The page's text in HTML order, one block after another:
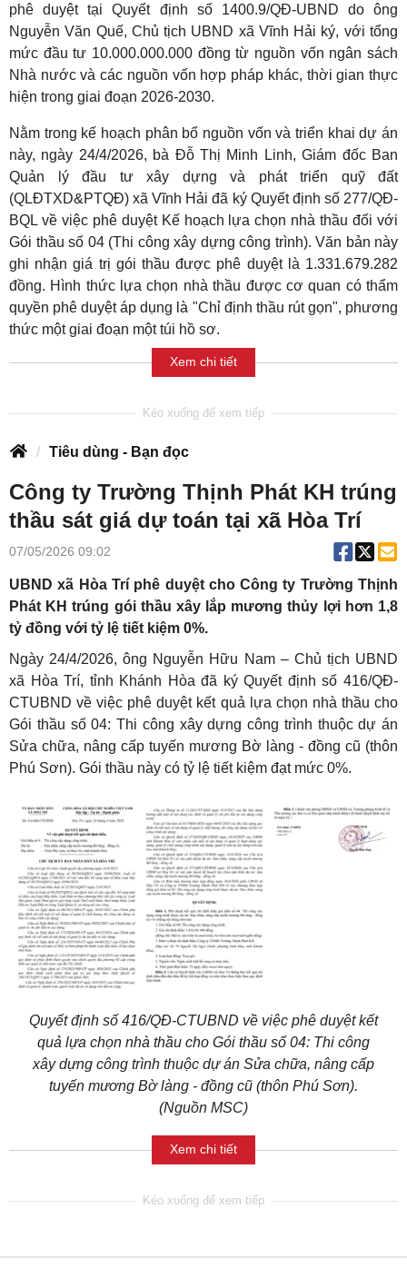
phê duyệt tại Quyết định số 1400.9/QĐ-UBND do ông
Nguyễn Văn Quế, Chủ tịch UBND xã Vĩnh Hải ký, với tổng
mức đầu tư 10.000.000.000 đồng từ nguồn vốn ngân sách
Nhà nước và các nguồn vốn hợp pháp khác, thời gian thực
hiện trong giai đoạn 2026-2030.
Nằm trong kế hoạch phân bổ nguồn vốn và triển khai dự án
này, ngày 24/4/2026, bà Đỗ Thị Minh Linh, Giám đốc Ban
Quản lý đầu tư xây dựng và phát triển quỹ đất
(QLĐTXD&PTQĐ) xã Vĩnh Hải đã ký Quyết định số 277/QĐ-
BQL về việc phê duyệt Kế hoạch lựa chọn nhà thầu đối với
Gói thầu số 04 (Thi công xây dựng công trình). Văn bản này
ghi nhận giá trị gói thầu được phê duyệt là 1.331.679.282
đồng. Hình thức lựa chọn nhà thầu được cơ quan có thẩm
quyền phê duyệt áp dụng là "Chỉ định thầu rút gọn", phương
thức một giai đoạn một túi hồ sơ.
Xem chi tiết
Tiêu dùng - Bạn đọc
Công ty Trường Thịnh Phát KH trúng
thầu sát giá dự toán tại xã Hòa Trí
07/05/2026 09:02
UBND xã Hòa Trí phê duyệt cho Công ty Trường Thịnh
Phát KH trúng gói thầu xây lắp mương thủy lợi hơn 1,8
tỷ đồng với tỷ lệ tiết kiệm 0%.
Ngày 24/4/2026, ông Nguyễn Hữu Nam – Chủ tịch UBND
xã Hòa Trí, tỉnh Khánh Hòa đã ký Quyết định số 416/QĐ-
CTUBND về việc phê duyệt kết quả lựa chọn nhà thầu cho
Gói thầu số 04: Thi công xây dựng công trình thuộc dự án
Sửa chữa, nâng cấp tuyến mương Bờ làng - đồng cũ (thôn
Phú Sơn). Gói thầu này có tỷ lệ tiết kiệm đạt mức 0%.
Quyết định số 416/QĐ-CTUBND về việc phê duyệt kết
quả lựa chọn nhà thầu cho Gói thầu số 04: Thi công
xây dựng công trình thuộc dự án Sửa chữa, nâng cấp
tuyến mương Bờ làng - đồng cũ (thôn Phú Sơn).
(Nguồn MSC)
Xem chi tiết